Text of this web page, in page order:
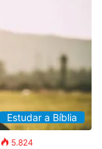
Estudar a Bíblia
5.824